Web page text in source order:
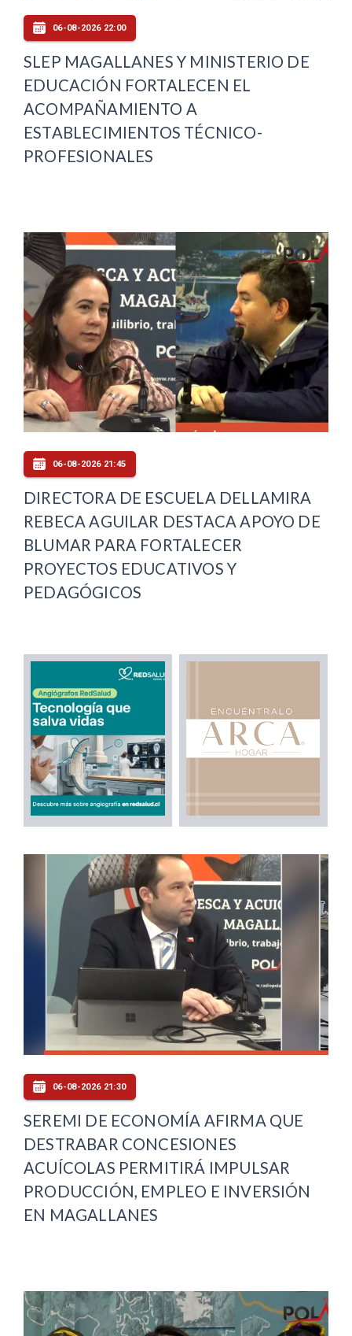
06-08-2026 22:00
SLEP MAGALLANES Y MINISTERIO DE
EDUCACIÓN FORTALECEN EL
ACOMPAÑAMIENTO A
ESTABLECIMIENTOS TÉCNICO-
PROFESIONALES
06-08-2026 21:45
DIRECTORA DE ESCUELA DELLAMIRA
REBECA AGUILAR DESTACA APOYO DE
BLUMAR PARA FORTALECER
PROYECTOS EDUCATIVOS Y
PEDAGÓGICOS
06-08-2026 21:30
SEREMI DE ECONOMÍA AFIRMA QUE
DESTRABAR CONCESIONES
ACUÍCOLAS PERMITIRÁ IMPULSAR
PRODUCCIÓN, EMPLEO E INVERSIÓN
EN MAGALLANES